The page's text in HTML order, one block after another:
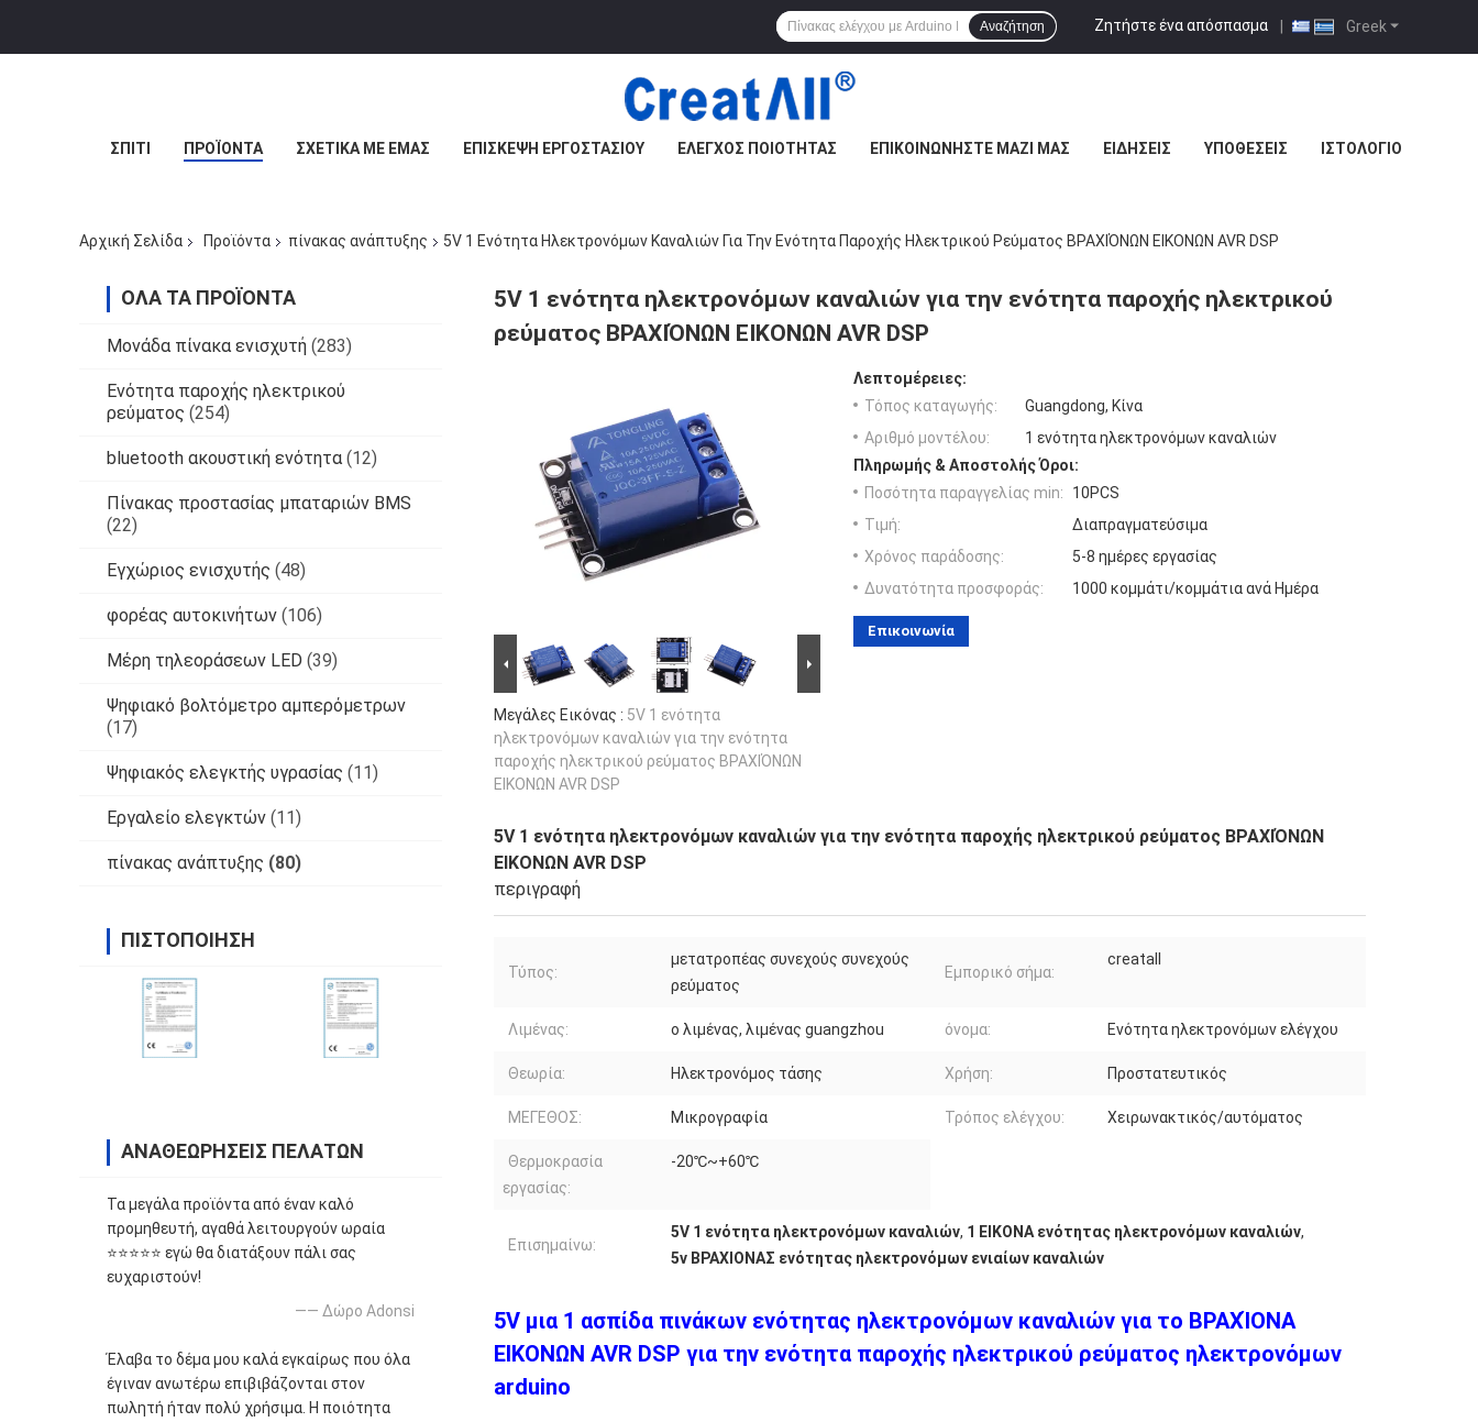
Greek
Ζητήστε ένα απόσπασμα |
Αναζήτηση
ΣΠΊΤΙ ΠΡΟΪΌΝΤΑ ΣΧΕΤΙΚΆ ΜΕ ΕΜΆΣ ΕΠΙΣΚΕΨΉ ΕΡΓΟΣΤΑΣΊΟΥ ΈΛΕΓΧΟΣ ΠΟΙΌΤΗΤΑΣ ΕΠΙΚΟΙΝΩΝΉΣΤΕ ΜΑΖΊ ΜΑΣ ΕΙΔΉΣΕΙΣ ΥΠΟΘΈΣΕΙΣ ΙΣΤΟΛΌΓΙΟ
Αρχική Σελίδα Προϊόντα πίνακας ανάπτυξης 5V 1 Ενότητα Ηλεκτρονόμων Καναλιών Για Την Ενότητα Παροχής Ηλεκτρικού Ρεύματος ΒΡΑΧΙΌΝΩΝ ΕΙΚΟΝΩΝ AVR DSP
ΌΛΑ ΤΑ ΠΡΟΪΌΝΤΑ
Μονάδα πίνακα ενισχυτή (283)
Ενότητα παροχής ηλεκτρικού
ρεύματος (254)
bluetooth ακουστική ενότητα (12)
Πίνακας προστασίας μπαταριών BMS
(22)
Εγχώριος ενισχυτής (48)
φορέας αυτοκινήτων (106)
Μέρη τηλεοράσεων LED (39)
Ψηφιακό βολτόμετρο αμπερόμετρων
(17)
Ψηφιακός ελεγκτής υγρασίας (11)
Εργαλείο ελεγκτών (11)
πίνακας ανάπτυξης (80)
ΠΙΣΤΟΠΟΊΗΣΗ
ΑΝΑΘΕΩΡΉΣΕΙΣ ΠΕΛΑΤΏΝ
Τα μεγάλα προϊόντα από έναν καλό
προμηθευτή, αγαθά λειτουργούν ωραία
⭐⭐⭐⭐⭐ εγώ θα διατάξουν πάλι σας
ευχαριστούν!
—— Δώρο Adonsi
Έλαβα το δέμα μου καλά εγκαίρως που όλα
έγιναν ανωτέρω επιβιβάζονται στον
πωλητή ήταν πολύ χρήσιμα. Η ποιότητα
5V 1 ενότητα ηλεκτρονόμων καναλιών για την ενότητα παροχής ηλεκτρικού
ρεύματος ΒΡΑΧΙΌΝΩΝ ΕΙΚΟΝΩΝ AVR DSP
Μεγάλες Εικόνας : 5V 1 ενότητα
ηλεκτρονόμων καναλιών για την ενότητα
παροχής ηλεκτρικού ρεύματος ΒΡΑΧΙΌΝΩΝ
ΕΙΚΟΝΩΝ AVR DSP
Λεπτομέρειες:
Τόπος καταγωγής:
Guangdong, Κίνα
Αριθμό μοντέλου:
1 ενότητα ηλεκτρονόμων καναλιών
Πληρωμής & Αποστολής Όροι:
Ποσότητα παραγγελίας min:
10PCS
Τιμή:
Διαπραγματεύσιμα
Χρόνος παράδοσης:
5-8 ημέρες εργασίας
Δυνατότητα προσφοράς:
1000 κομμάτι/κομμάτια ανά Ημέρα
Επικοινωνία
5V 1 ενότητα ηλεκτρονόμων καναλιών για την ενότητα παροχής ηλεκτρικού ρεύματος ΒΡΑΧΙΌΝΩΝ
ΕΙΚΟΝΩΝ AVR DSP
περιγραφή
Τύπος:
μετατροπέας συνεχούς συνεχούς
ρεύματος
Εμπορικό σήμα:
creatall
Λιμένας: ο λιμένας, λιμένας guangzhou όνομα: Ενότητα ηλεκτρονόμων ελέγχου
Θεωρία: Ηλεκτρονόμος τάσης Χρήση: Προστατευτικός
ΜΕΓΕΘΟΣ: Μικρογραφία Τρόπος ελέγχου: Χειρωνακτικός/αυτόματος
Θερμοκρασία
εργασίας:
-20℃~+60℃
Επισημαίνω:
5V 1 ενότητα ηλεκτρονόμων καναλιών, 1 ΕΙΚΟΝΑ ενότητας ηλεκτρονόμων καναλιών,
5v ΒΡΑΧΙΟΝΑΣ ενότητας ηλεκτρονόμων ενιαίων καναλιών
5V μια 1 ασπίδα πινάκων ενότητας ηλεκτρονόμων καναλιών για το ΒΡΑΧΊΟΝΑ
ΕΙΚΟΝΩΝ AVR DSP για την ενότητα παροχής ηλεκτρικού ρεύματος ηλεκτρονόμων
arduino